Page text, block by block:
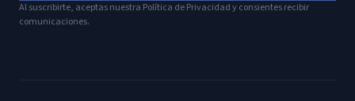
Al suscribirte, aceptas nuestra Política de Privacidad y consientes recibir
comunicaciones.